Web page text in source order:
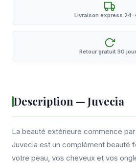
Livraison express 24-
Retour gratuit 30
Description — Juvecia
La beauté extérieure commence
Juvecia est un complément beauté
votre peau, vos cheveux et vos